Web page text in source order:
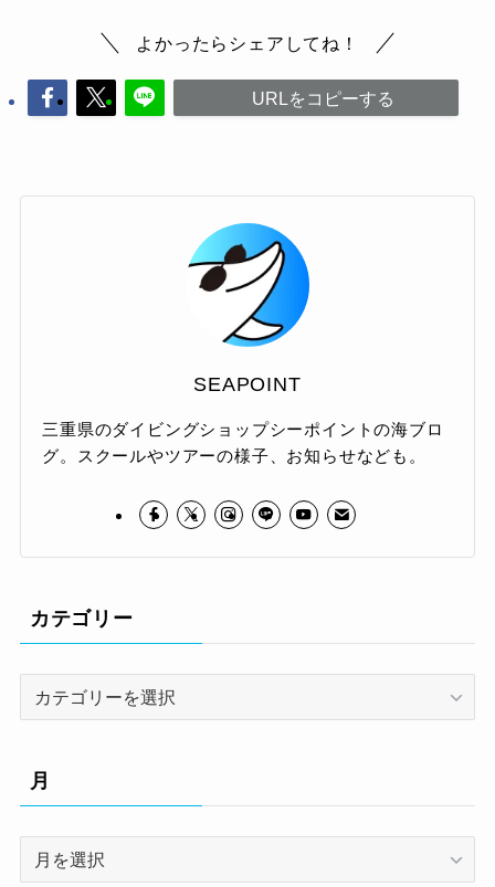
よかったらシェアしてね！
URLをコピーする
SEAPOINT
三重県のダイビングショップシーポイントの海ブロ
グ。スクールやツアーの様子、お知らせなども。
カテゴリー
リ
ー
月